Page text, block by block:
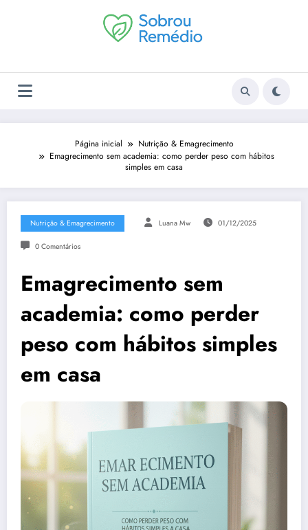
Página inicial
Nutrição & Emagrecimento
Emagrecimento sem academia: como perder peso com hábitos
simples em casa
Nutrição & Emagrecimento Luana Mw 01/12/2025
0 Comentários
Emagrecimento sem
academia: como perder
peso com hábitos simples
em casa